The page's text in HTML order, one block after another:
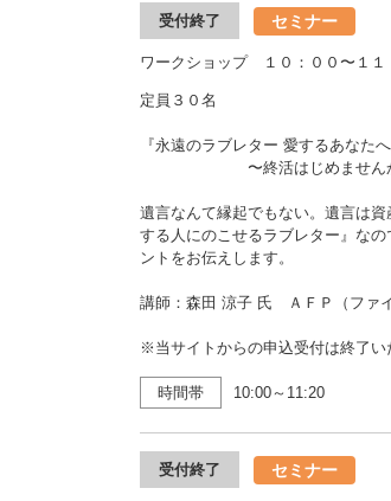
受付終了 セミナー
ワークショップ １０：００〜１１
定員３０名
『永遠のラブレター 愛するあなたへ
〜終活はじめませんか。遺
遺言なんて縁起でもない。遺言は
する人にのこせるラブレター』な
ントをお伝えします。
講師：森田 涼子 氏 ＡＦＰ（ファ
※当サイトからの申込受付は終了い
時間帯 10:00～11:20
受付終了 セミナー